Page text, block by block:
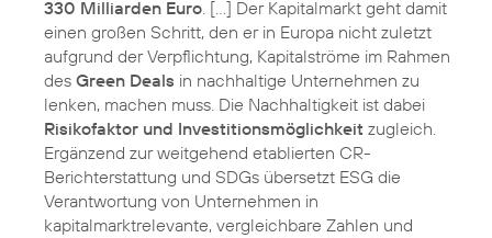
330 Milliarden Euro. […] Der Kapitalmarkt geht damit
einen großen Schritt, den er in Europa nicht zuletzt
aufgrund der Verpflichtung, Kapitalströme im Rahmen
des Green Deals in nachhaltige Unternehmen zu
lenken, machen muss. Die Nachhaltigkeit ist dabei
Risikofaktor und Investitionsmöglichkeit zugleich.
Ergänzend zur weitgehend etablierten CR-
Berichterstattung und SDGs übersetzt ESG die
Verantwortung von Unternehmen in
kapitalmarktrelevante, vergleichbare Zahlen und